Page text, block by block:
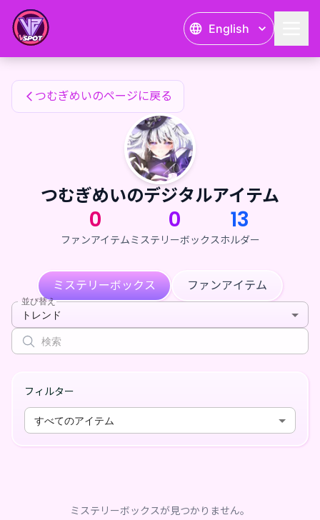
English
つむぎめい's Fan Items
つむぎめいのページに戻る
つむぎめいのデジタルアイテム
0
ファンアイテム
0
ミステリーボックス
13
ホルダー
ミステリーボックス ファンアイテム
並び替え
トレンド
フィルター
すべてのアイテム
ミステリーボックスが見つかりません。
つむぎめい's Fan Items — 24karat